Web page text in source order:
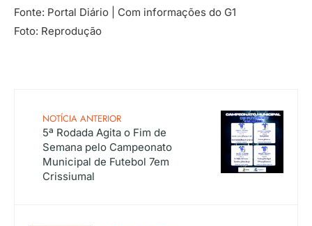
Fonte: Portal Diário | Com informações do G1
Foto: Reprodução
NOTÍCIA ANTERIOR
5ª Rodada Agita o Fim de
Semana pelo Campeonato
Municipal de Futebol 7em
Crissiumal